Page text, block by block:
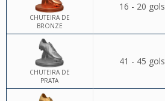
CHUTEIRA DE
BRONZE
16 - 20 gols
CHUTEIRA DE
PRATA
41 - 45 gols